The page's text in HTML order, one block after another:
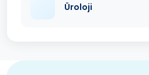
Üroloji